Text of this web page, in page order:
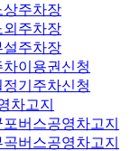
상주차장
외주차장
설주차장
차이용권신청
정기주차신청
차고지
포버스공영차고지
곡버스공영차고지